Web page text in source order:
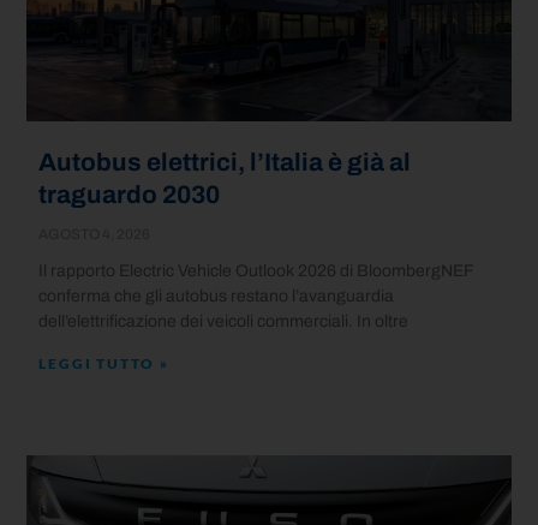
Autobus elettrici, l’Italia è già al
traguardo 2030
Il rapporto Electric Vehicle Outlook 2026 di BloombergNEF
conferma che gli autobus restano l’avanguardia
dell’elettrificazione dei veicoli commerciali. In oltre
LEGGI TUTTO »